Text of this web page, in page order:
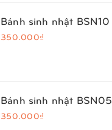
Bánh sinh nhật BSN10
350.000₫
Bánh sinh nhật BSN05
350.000₫